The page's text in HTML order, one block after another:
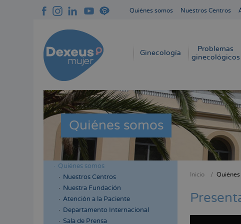
Quiénes somos Nuestros Centros
Navegación
Ginecología
Problemas
ginecológicos
Quiénes somos
Menú
lateral
cabecera
Quiénes somos
Nuestros Centros
Nuestra Fundación
Atención a la Paciente
Departamento Internacional
Sala de Prensa
enlaces
Inicio